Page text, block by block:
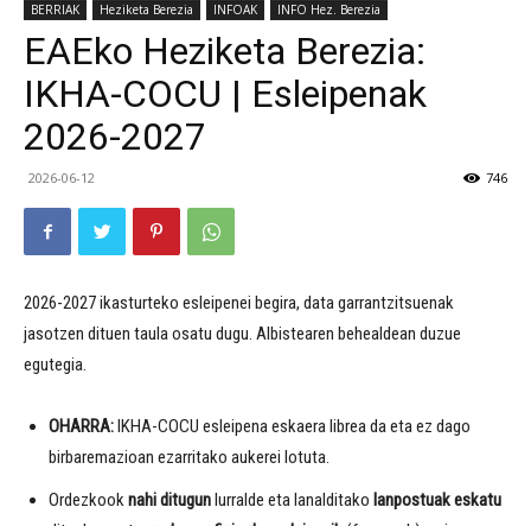
BERRIAK Heziketa Berezia INFOAK INFO Hez. Berezia
EAEko Heziketa Berezia:
IKHA-COCU | Esleipenak
2026-2027
2026-06-12 746
2026-2027 ikasturteko esleipenei begira, data garrantzitsuenak
jasotzen dituen taula osatu dugu. Albistearen behealdean duzue
egutegia.
OHARRA:IKHA-COCU esleipena eskaera librea da eta ez dago
birbaremazioan ezarritako aukerei lotuta.
Ordezkooknahi ditugunlurralde eta lanalditako lanpostuak eskatu